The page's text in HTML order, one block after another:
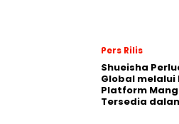
Pers Rilis
Shueisha
Global melalui
Platform
Tersedia